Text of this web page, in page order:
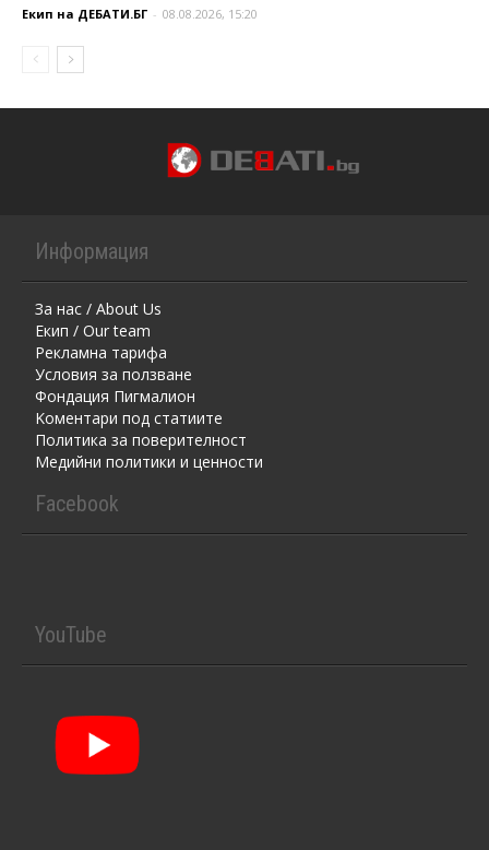
Екип на ДЕБАТИ.БГ - 08.08.2026, 15:20
Информация
За нас / About Us
Екип / Our team
Рекламна тарифа
Условия за ползване
Фондация Пигмалион
Kоментaри под статиите
Политика за поверителност
Медийни политики и ценности
Facebook
YouTube